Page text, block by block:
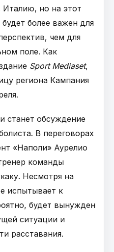
но на этот
более важен для
чем для
поле. Как
Sport Mediaset,
региона Кампания
станет обсуждение
В переговорах
«Наполи» Аурелио
команды
Несмотря на
испытывает к
будет вынужден
ситуации и
расставания.